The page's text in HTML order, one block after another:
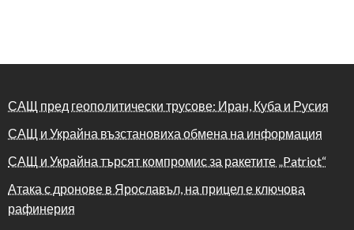
САЩ пред геополитически трусове: Иран, Куба и Русия
САЩ и Украйна възстановиха обмена на информация
САЩ и Украйна търсят компромис за ракетите „Patriot“
Атака с дронове в Ярославъл, на прицел е ключова
рафинерия